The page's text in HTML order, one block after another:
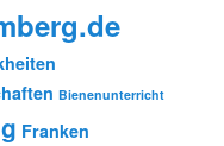
Bienenunterricht
Franken